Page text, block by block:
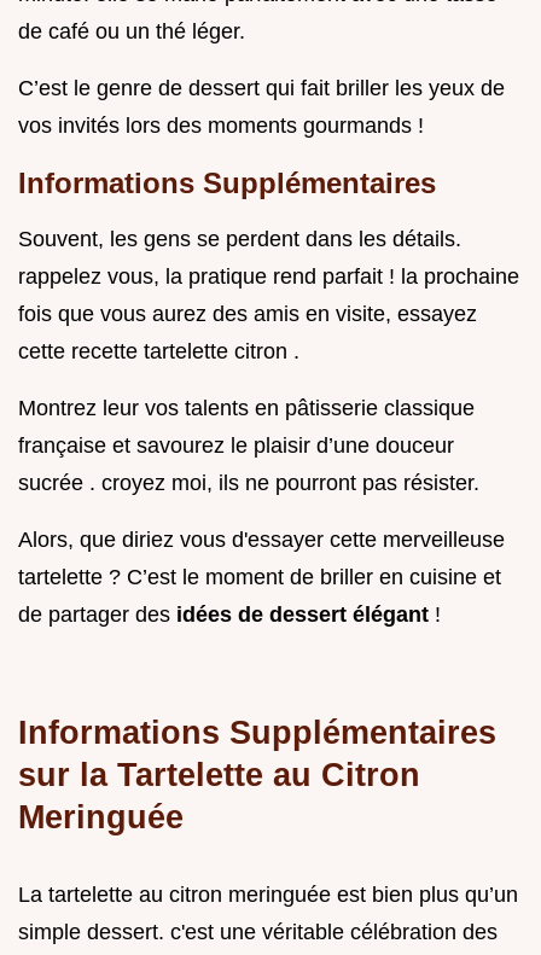
de café ou un thé léger.
C’est le genre de dessert qui fait briller les yeux de
vos invités lors des moments gourmands !
Informations Supplémentaires
Souvent, les gens se perdent dans les détails.
rappelez vous, la pratique rend parfait ! la prochaine
fois que vous aurez des amis en visite, essayez
cette recette tartelette citron .
Montrez leur vos talents en pâtisserie classique
française et savourez le plaisir d’une douceur
sucrée . croyez moi, ils ne pourront pas résister.
Alors, que diriez vous d'essayer cette merveilleuse
tartelette ? C’est le moment de briller en cuisine et
de partager des idées de dessert élégant !
Informations Supplémentaires
sur la Tartelette au Citron
Meringuée
La tartelette au citron meringuée est bien plus qu’un
simple dessert. c'est une véritable célébration des